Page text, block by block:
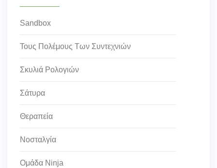
Sandbox
Τους Πολέμους Των Συντεχνιών
Σκυλιά Ρολογιών
Σάτυρα
Θεραπεία
Νοσταλγία
Ομάδα Ninja